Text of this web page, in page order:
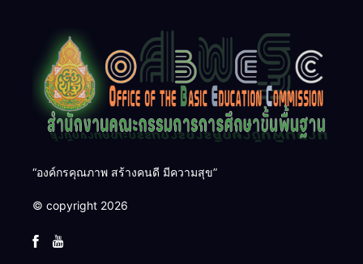
“องค์กรคุณภาพ สร้างคนดี มีความสุข”
© copyright 2026